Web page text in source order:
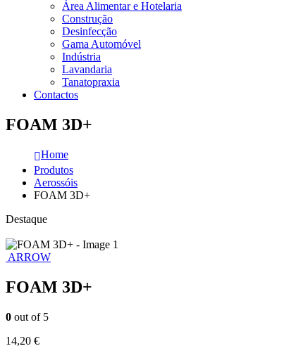
Área Alimentar e Hotelaria
Construção
Desinfecção
Gama Automóvel
Indústria
Lavandaria
Tanatopraxia
Contactos
FOAM 3D+
Home
Produtos
Aerossóis
FOAM 3D+
Destaque
ARROW
FOAM 3D+
0 out of 5
14,20 €